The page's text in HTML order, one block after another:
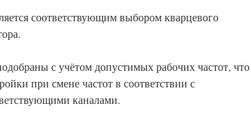
соответствующим выбором кварцевого
с учётом допустимых рабочих частот, что
при смене частот в соответствии с
каналами.